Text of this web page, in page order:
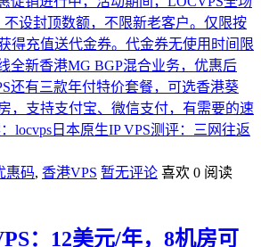
不设封顶数额，不限新老客户。仅限按
得充值送代金券。代金券无使用时间限
全新香港MG BGP混合业务，优惠后
还有三款年付特价套餐，可选香港葵
，支持支付宝、微信支付，有需要的速
locvps日本原生IP VPS测评：三网往返
惠码, 香港VPS 暂无评论 喜欢 0 阅读
：12美元/年，8机房可